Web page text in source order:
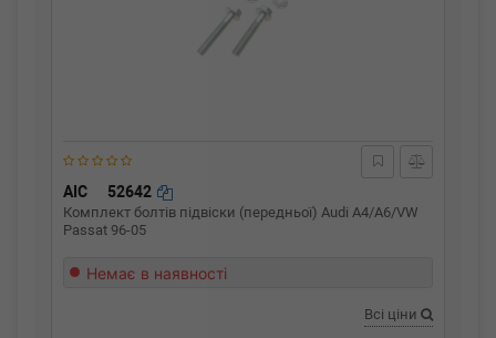
AIC 52642
Комплект болтів підвіски (передньої) Audi A4/A6/VW
Passat 96-05
Немає в наявності
Всі ціни